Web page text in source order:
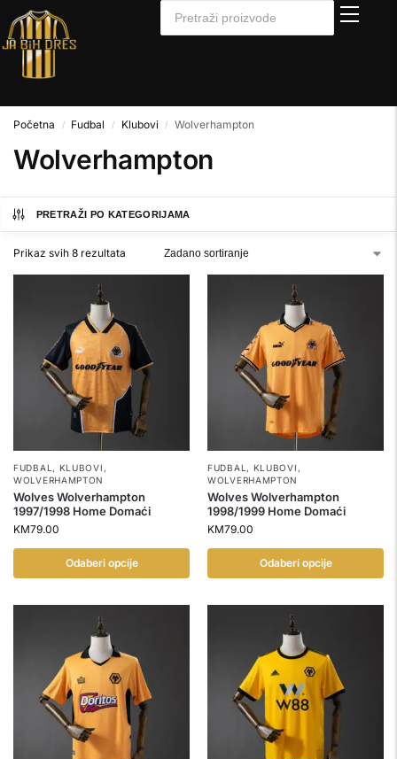
Početna / Fudbal / Klubovi / Wolverhampton
Wolverhampton
PRETRAŽI PO KATEGORIJAMA
Prikaz svih 8 rezultata
FUDBAL , KLUBOVI ,
WOLVERHAMPTON
Wolves Wolverhampton
1997/1998 Home Domaći
KM79.00
Odaberi opcije
FUDBAL , KLUBOVI ,
WOLVERHAMPTON
Wolves Wolverhampton
1998/1999 Home Domaći
KM79.00
Odaberi opcije